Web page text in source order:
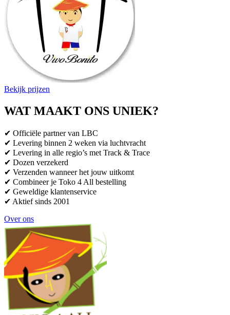
Bekijk prijzen
WAT MAAKT ONS UNIEK?
✔ Officiële partner van LBC
✔ Levering binnen 2 weken via luchtvracht
✔ Levering in alle regio’s met Track & Trace
✔ Dozen verzekerd
✔ Verzenden wanneer het jouw uitkomt
✔ Combineer je Toko 4 All bestelling
✔ Geweldige klantenservice
✔ Aktief sinds 2001
Over ons